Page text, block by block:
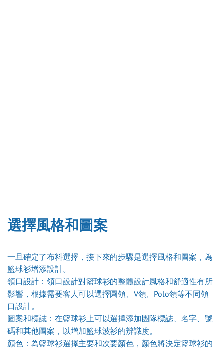
選擇風格和圖案
一旦確定了布料選擇，接下來的步驟是選擇風格和圖案，為
籃球衫增添設計。
領口設計：領口設計對籃球衫的整體設計風格和舒適性有所
影響，根據需要客人可以選擇圓領、V領、Polo領等不同領
口設計。
圖案和標誌：在籃球衫上可以選擇添加團隊標誌、名字、號
碼和其他圖案，以增加籃球波衫的辨識度。
顏色：為籃球衫選擇主要和次要顏色，顏色將決定籃球衫的